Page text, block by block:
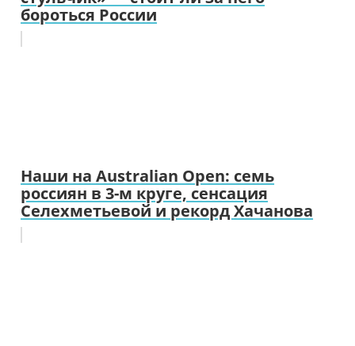
бороться России
Наши на Australian Open: семь
россиян в 3-м круге, сенсация
Селехметьевой и рекорд Хачанова